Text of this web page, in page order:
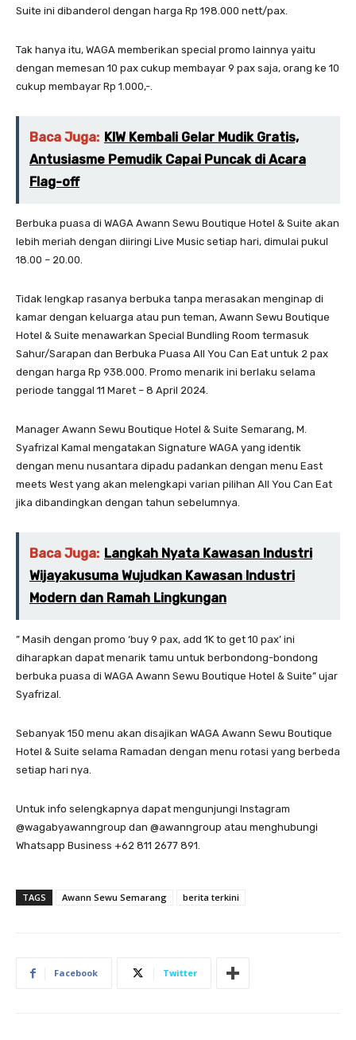
Suite ini dibanderol dengan harga Rp 198.000 nett/pax.
Tak hanya itu, WAGA memberikan special promo lainnya yaitu
dengan memesan 10 pax cukup membayar 9 pax saja, orang ke 10
cukup membayar Rp 1.000,-.
Baca Juga: KIW Kembali Gelar Mudik Gratis,
Antusiasme Pemudik Capai Puncak di Acara
Flag-off
Berbuka puasa di WAGA Awann Sewu Boutique Hotel & Suite akan
lebih meriah dengan diiringi Live Music setiap hari, dimulai pukul
18.00 – 20.00.
Tidak lengkap rasanya berbuka tanpa merasakan menginap di
kamar dengan keluarga atau pun teman, Awann Sewu Boutique
Hotel & Suite menawarkan Special Bundling Room termasuk
Sahur/Sarapan dan Berbuka Puasa All You Can Eat untuk 2 pax
dengan harga Rp 938.000. Promo menarik ini berlaku selama
periode tanggal 11 Maret – 8 April 2024.
Manager Awann Sewu Boutique Hotel & Suite Semarang, M.
Syafrizal Kamal mengatakan Signature WAGA yang identik
dengan menu nusantara dipadu padankan dengan menu East
meets West yang akan melengkapi varian pilihan All You Can Eat
jika dibandingkan dengan tahun sebelumnya.
Baca Juga: Langkah Nyata Kawasan Industri
Wijayakusuma Wujudkan Kawasan Industri
Modern dan Ramah Lingkungan
” Masih dengan promo ‘buy 9 pax, add 1K to get 10 pax’ ini
diharapkan dapat menarik tamu untuk berbondong-bondong
berbuka puasa di WAGA Awann Sewu Boutique Hotel & Suite” ujar
Syafrizal.
Sebanyak 150 menu akan disajikan WAGA Awann Sewu Boutique
Hotel & Suite selama Ramadan dengan menu rotasi yang berbeda
setiap hari nya.
Untuk info selengkapnya dapat mengunjungi Instagram
@wagabyawanngroup dan @awanngroup atau menghubungi
Whatsapp Business +62 811 2677 891.
TAGS Awann Sewu Semarang berita terkini
Facebook Twitter